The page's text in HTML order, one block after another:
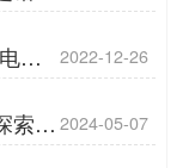
动
」
2022-12-26
索家
专
2024-05-07